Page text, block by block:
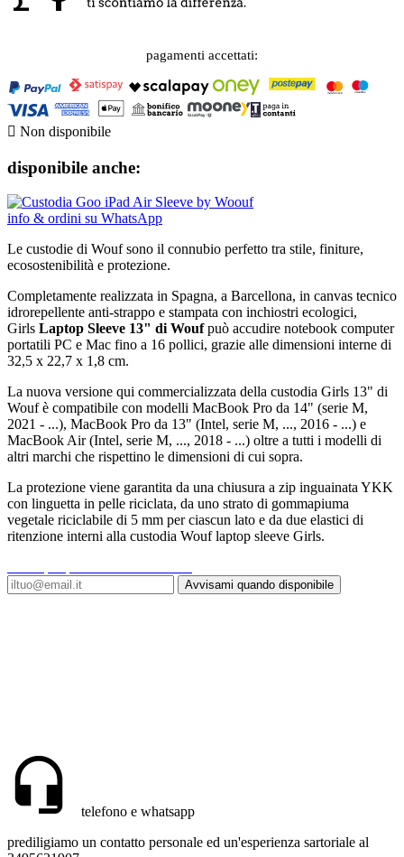
pagamenti accettati:
 Non disponibile
disponibile anche:
info & ordini su WhatsApp
Le custodie di Wouf sono il connubio perfetto tra stile, finiture,
ecosostenibilità e protezione.
Completamente realizzata in Spagna, a Barcellona, in canvas tecnico
idrorepellente anti-strappo e stampata con inchiostri ecologici,
Girls Laptop Sleeve 13" di Woufpuò accudire notebook computer
portatili PC e Mac fino a 16 pollici, grazie alle dimensioni interne di
32,5 x 22,7 x 1,8 cm.
La nuova versione qui commercializzata della custodia Girls 13" di
Wouf è compatibile con modelli MacBook Pro da 14" (serie M,
2021 - ...), MacBook Pro da 13" (Intel, serie M, ..., 2016 - ...) e
MacBook Air (Intel, serie M, ..., 2018 - ...) oltre a tutti i modelli di
altri marchi che rispettino le dimensioni di cui sopra.
La protezione viene garantita da una chiusura a zip inguainata YKK
con linguetta in pelle riciclata, da uno strato di gommapiuma
vegetale riciclabile di 5 mm per ciascun lato e da due elastici di
ritenzione interni alla custodia Wouf laptop sleeve Girls.
Avvisami quando disponibile
telefono e whatsapp
prediligiamo un contatto personale ed un'esperienza sartoriale al